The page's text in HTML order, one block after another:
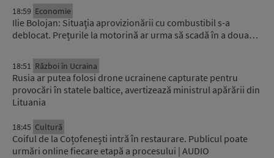
18:59 Economie
Ilie Bolojan: Situaţia aprovizionării cu combustibil s-a
deblocat. Prețurile la motorină ar urma să scadă în a doua…
18:51 Război în Ucraina
Rusia ar putea folosi drone ucrainene capturate pentru
provocări în statele baltice, avertizează ministrul apărării din
Lituania
18:45 Cultură
Coiful de la Coțofenești intră în restaurare. Publicul poate
urmări online fiecare etapă a procesului | AUDIO